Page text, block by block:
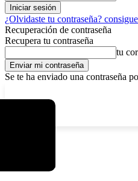
¿Olvidaste tu contraseña?
Recuperación de contraseña
Recupera tu contraseña
tu
Se te ha enviado una contraseña